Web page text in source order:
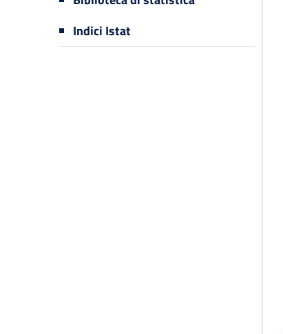
Indici Istat